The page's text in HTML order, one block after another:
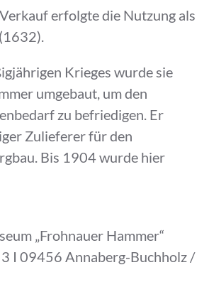
erfolgte die Nutzung als
Krieges wurde sie
umgebaut, um den
zu befriedigen. Er
Zulieferer für den
Bis 1904 wurde hier
„Frohnauer Hammer“
I 09456 Annaberg-Buchholz /